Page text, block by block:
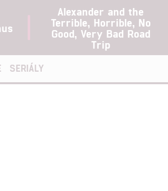
Alexander and the
Terrible, Horrible, No
Good, Very Bad Road
Trip
SERIÁLY